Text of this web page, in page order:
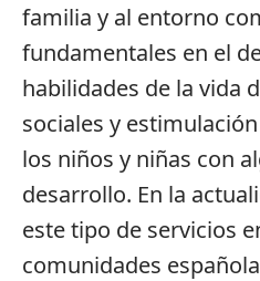
familia y al entorno
fundamentales en el
habilidades de la vida
sociales y
los niños y niñas con
desarrollo. En la
este tipo de servicios
comunidades